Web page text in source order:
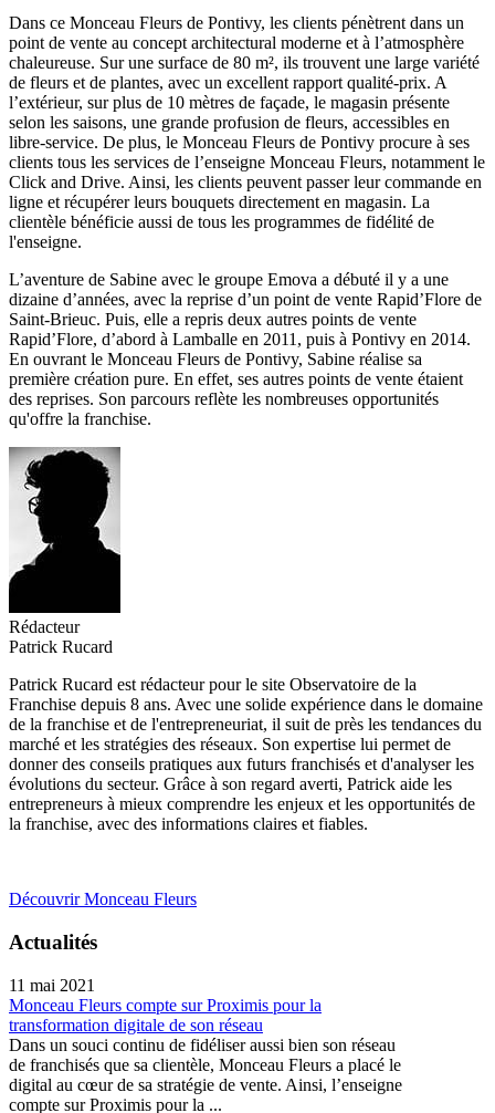
Dans ce Monceau Fleurs de Pontivy, les clients pénètrent dans un
point de vente au concept architectural moderne et à l’atmosphère
chaleureuse. Sur une surface de 80 m², ils trouvent une large variété
de fleurs et de plantes, avec un excellent rapport qualité-prix. A
l’extérieur, sur plus de 10 mètres de façade, le magasin présente
selon les saisons, une grande profusion de fleurs, accessibles en
libre-service. De plus, le Monceau Fleurs de Pontivy procure à ses
clients tous les services de l’enseigne Monceau Fleurs, notamment le
Click and Drive. Ainsi, les clients peuvent passer leur commande en
ligne et récupérer leurs bouquets directement en magasin. La
clientèle bénéficie aussi de tous les programmes de fidélité de
l'enseigne.
L’aventure de Sabine avec le groupe Emova a débuté il y a une
dizaine d’années, avec la reprise d’un point de vente Rapid’Flore de
Saint-Brieuc. Puis, elle a repris deux autres points de vente
Rapid’Flore, d’abord à Lamballe en 2011, puis à Pontivy en 2014.
En ouvrant le Monceau Fleurs de Pontivy, Sabine réalise sa
première création pure. En effet, ses autres points de vente étaient
des reprises. Son parcours reflète les nombreuses opportunités
qu'offre la franchise.
Rédacteur
Patrick Rucard
Patrick Rucard est rédacteur pour le site Observatoire de la
Franchise depuis 8 ans. Avec une solide expérience dans le domaine
de la franchise et de l'entrepreneuriat, il suit de près les tendances du
marché et les stratégies des réseaux. Son expertise lui permet de
donner des conseils pratiques aux futurs franchisés et d'analyser les
évolutions du secteur. Grâce à son regard averti, Patrick aide les
entrepreneurs à mieux comprendre les enjeux et les opportunités de
la franchise, avec des informations claires et fiables.
Découvrir Monceau Fleurs
Actualités
11 mai 2021
Monceau Fleurs compte sur Proximis pour la
transformation digitale de son réseau
Dans un souci continu de fidéliser aussi bien son réseau
de franchisés que sa clientèle, Monceau Fleurs a placé le
digital au cœur de sa stratégie de vente. Ainsi, l’enseigne
compte sur Proximis pour la ...